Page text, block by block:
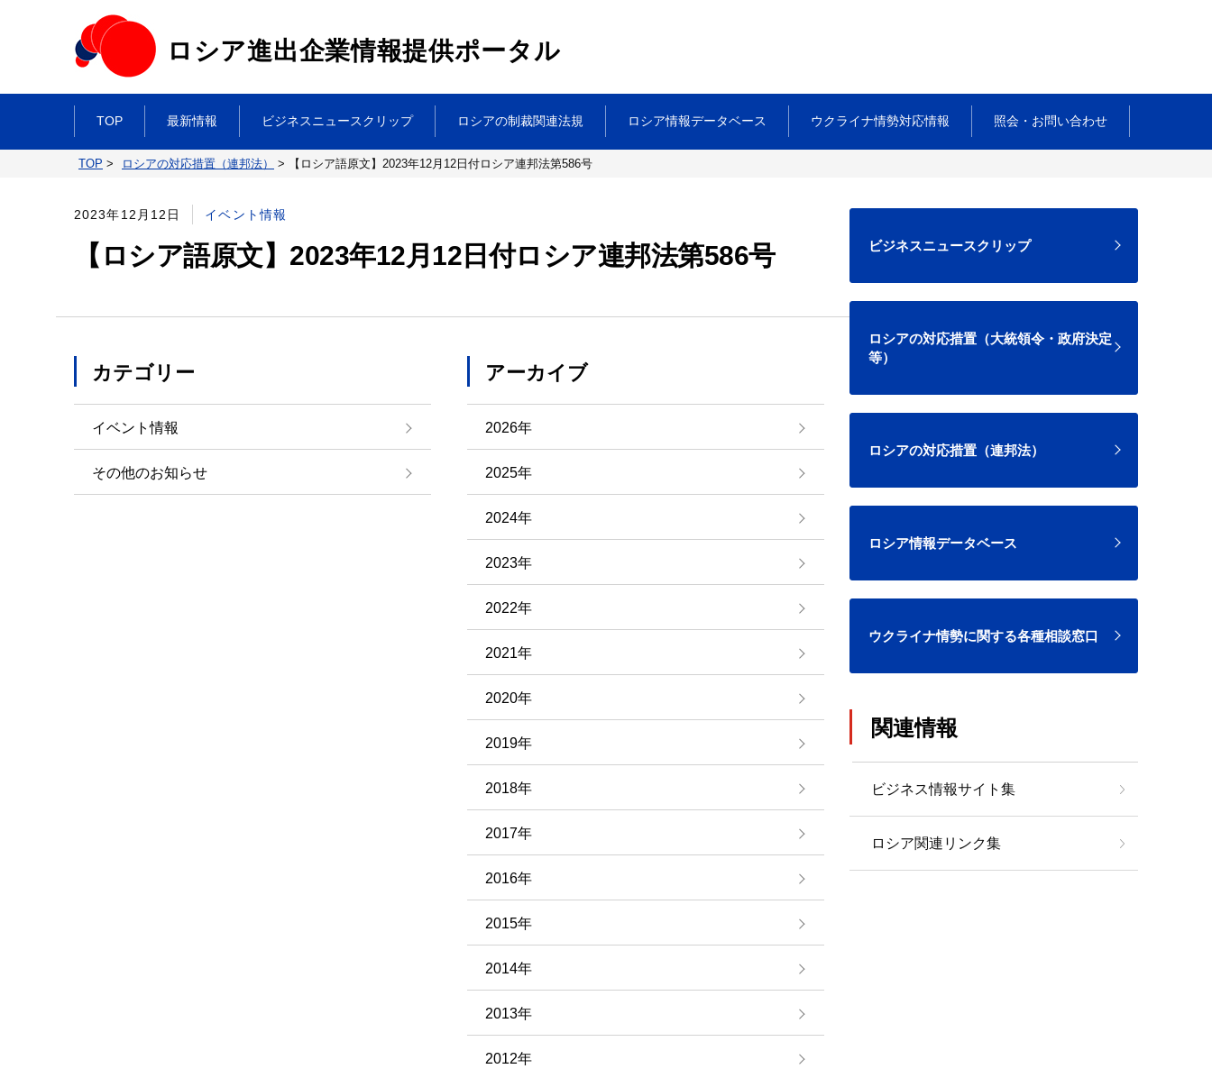
ロシア進出企業情報提供ポータル
TOP 最新情報 ビジネスニュースクリップ ロシアの制裁関連法規 ロシア情報データベース ウクライナ情勢対応情報 照会・お問い合わせ
TOP > ロシアの対応措置（連邦法） > 【ロシア語原文】2023年12月12日付ロシア連邦法第586号
2023年12月12日 イベント情報
【ロシア語原文】2023年12月12日付ロシア連邦法第586号
カテゴリー
イベント情報
その他のお知らせ
アーカイブ
2026年
2025年
2024年
2023年
2022年
2021年
2020年
2019年
2018年
2017年
2016年
2015年
2014年
2013年
2012年
ビジネスニュースクリップ
ロシアの対応措置（大統領令・政府決定
等）
ロシアの対応措置（連邦法）
ロシア情報データベース
ウクライナ情勢に関する各種相談窓口
関連情報
ビジネス情報サイト集
ロシア関連リンク集